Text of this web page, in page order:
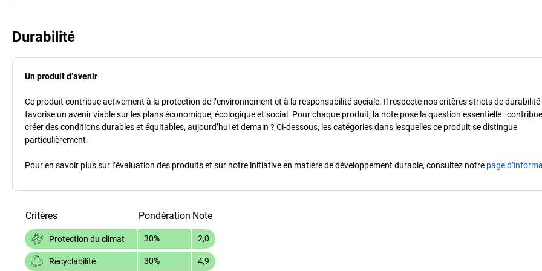
Durabilité
Un produit d’avenir
Ce produit contribue activement à la protection de l’environnement et à la responsabilité sociale. Il respecte nos critères stricts de durabilité
favorise un avenir viable sur les plans économique, écologique et social. Pour chaque produit, la note pose la question essentielle :
créer des conditions durables et équitables, aujourd’hui et demain ? Ci-dessous, les catégories dans lesquelles ce produit se distingue
particulièrement.
Pour en savoir plus sur l’évaluation des produits et sur notre initiative en matière de développement durable, consultez notre page
Critères Pondération Note
Protection du climat 30% 2,0
Recyclabilité 30% 4,9